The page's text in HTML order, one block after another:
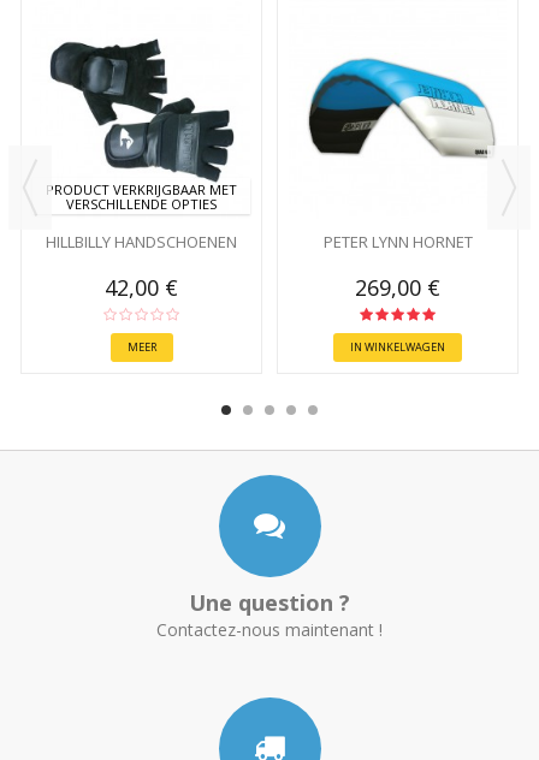
PRODUCT VERKRIJGBAAR MET
VERSCHILLENDE OPTIES
HILLBILLY HANDSCHOENEN
42,00 €
MEER
PETER LYNN HORNET
269,00 €
IN WINKELWAGEN
Une question ?
Contactez-nous maintenant !